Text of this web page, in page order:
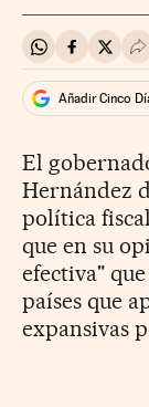
Compartir en
Compartir
Añadir Cinco
El
Hernández
política
que en su
efectiva"
países que
expansivas